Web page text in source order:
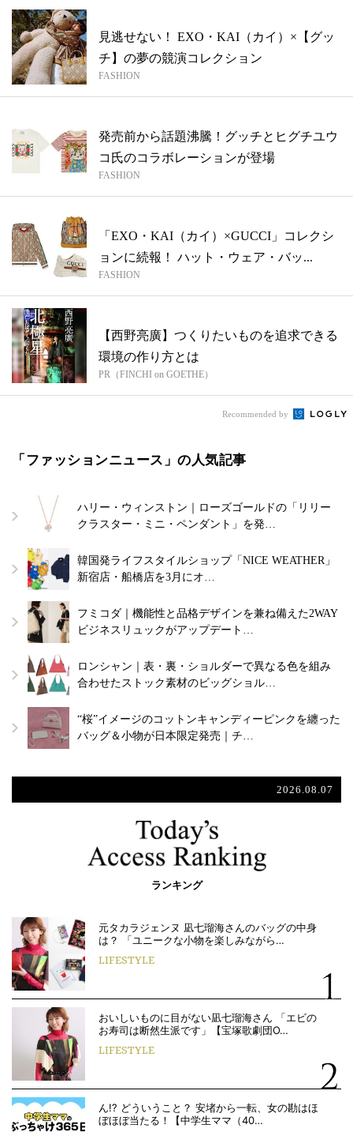
見逃せない！ EXO・KAI（カイ）×【グッ
チ】の夢の競演コレクション
FASHION
発売前から話題沸騰！グッチとヒグチユウ
コ氏のコラボレーションが登場
FASHION
「EXO・KAI（カイ）×GUCCI」コレクシ
ョンに続報！ ハット・ウェア・バッ...
FASHION
【西野亮廣】つくりたいものを追求できる
環境の作り方とは
PR（FINCHI on GOETHE）
Recommended by
「ファッションニュース」の人気記事
ハリー・ウィンストン｜ローズゴールドの「リリー
クラスター・ミニ・ペンダント」を発…
韓国発ライフスタイルショップ「NICE WEATHER」
新宿店・船橋店を3月にオ…
フミコダ｜機能性と品格デザインを兼ね備えた2WAY
ビジネスリュックがアップデート…
ロンシャン｜表・裏・ショルダーで異なる色を組み
合わせたストック素材のビッグショル…
“桜”イメージのコットンキャンディーピンクを纏った
バッグ＆小物が日本限定発売｜チ…
2026.08.07
ランキング
元タカラジェンヌ 凪七瑠海さんのバッグの中身
は？ 「ユニークな小物を楽しみながら…
LIFESTYLE
おいしいものに目がない凪七瑠海さん 「エビの
お寿司は断然生派です」【宝塚歌劇団O…
LIFESTYLE
ん!? どういうこと？ 安堵から一転、女の勘はほ
ぼほぼ当たる！【中学生ママ（40…